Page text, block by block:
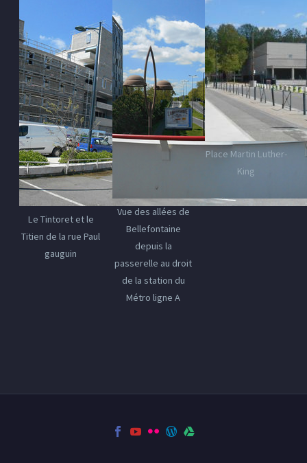
Le Tintoret et le
Titien de la rue Paul
gauguin
Vue des allées de
Bellefontaine
depuis la
passerelle au droit
de la station du
Métro ligne A
Place Martin Luther-
King